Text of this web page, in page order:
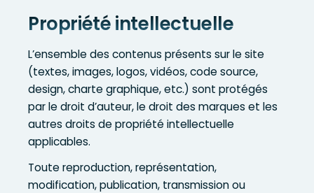
Propriété intellectuelle
L’ensemble des contenus présents sur le site
(textes, images, logos, vidéos, code source,
design, charte graphique, etc.) sont protégés
par le droit d’auteur, le droit des marques et les
autres droits de propriété intellectuelle
applicables.
Toute reproduction, représentation,
modification, publication, transmission ou